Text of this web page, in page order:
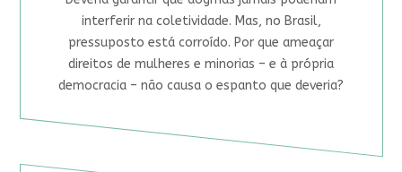
interferir na coletividade. Mas, no Brasil,
pressuposto está corroído. Por que ameaçar
direitos de mulheres e minorias – e à própria
democracia – não causa o espanto que deveria?